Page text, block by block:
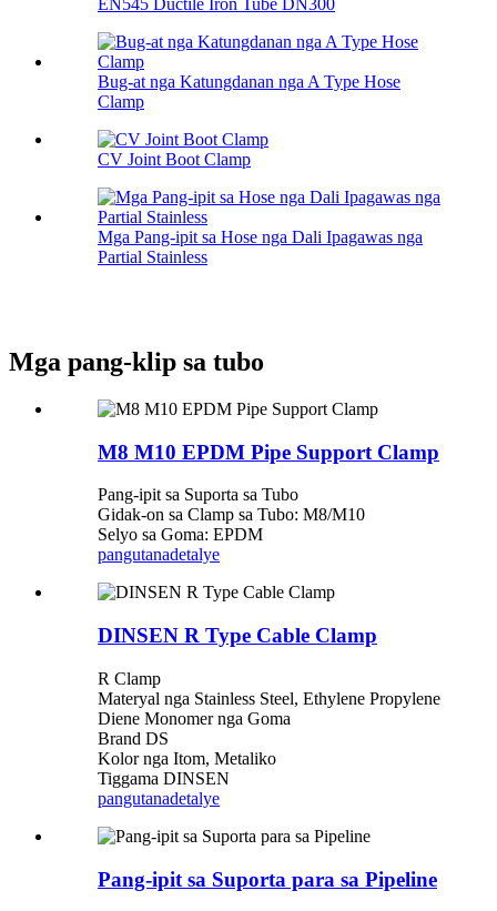
EN545 Ductile Iron Tube DN300
Bug-at nga Katungdanan nga A Type Hose
Clamp
CV Joint Boot Clamp
Mga Pang-ipit sa Hose nga Dali Ipagawas nga
Partial Stainless
Mga pang-klip sa tubo
M8 M10 EPDM Pipe Support Clamp
Pang-ipit sa Suporta sa Tubo
Gidak-on sa Clamp sa Tubo: M8/M10
Selyo sa Goma: EPDM
pangutanadetalye
DINSEN R Type Cable Clamp
R Clamp
Materyal nga Stainless Steel, Ethylene Propylene
Diene Monomer nga Goma
Brand DS
Kolor nga Itom, Metaliko
Tiggama DINSEN
pangutanadetalye
Pang-ipit sa Suporta para sa Pipeline